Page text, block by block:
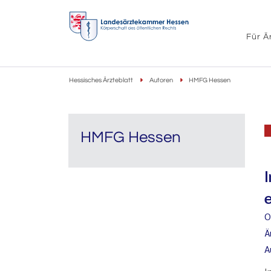
Für
Hessisches Ärzteblatt Autoren HMFG Hessen
HMFG Hessen